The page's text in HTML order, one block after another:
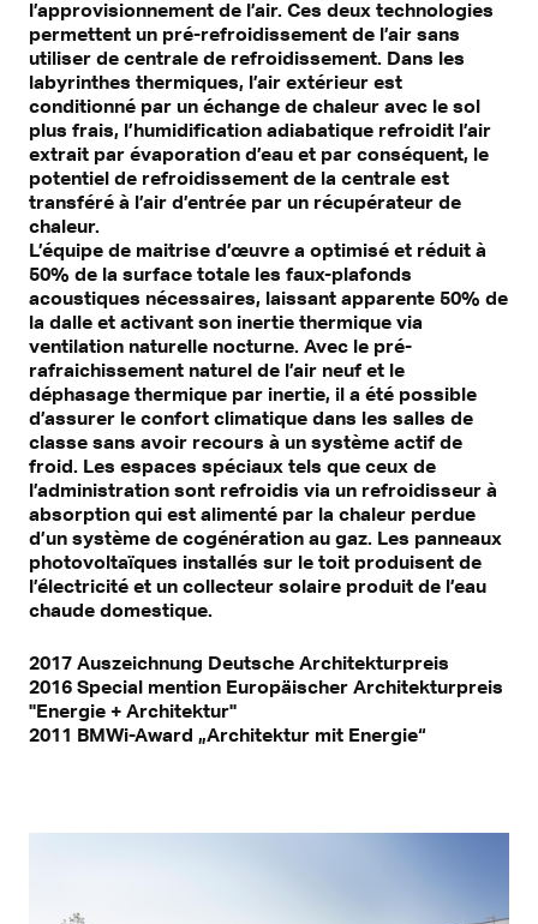
l’approvisionnement de l’air. Ces deux technologies
permettent un pré-refroidissement de l’air sans
utiliser de centrale de refroidissement. Dans les
labyrinthes thermiques, l’air extérieur est
conditionné par un échange de chaleur avec le sol
plus frais, l’humidification adiabatique refroidit l’air
extrait par évaporation d’eau et par conséquent, le
potentiel de refroidissement de la centrale est
transféré à l’air d’entrée par un récupérateur de
chaleur.
L’équipe de maitrise d’œuvre a optimisé et réduit à
50% de la surface totale les faux-plafonds
acoustiques nécessaires, laissant apparente 50% de
la dalle et activant son inertie thermique via
ventilation naturelle nocturne. Avec le pré-
rafraichissement naturel de l’air neuf et le
déphasage thermique par inertie, il a été possible
d’assurer le confort climatique dans les salles de
classe sans avoir recours à un système actif de
froid. Les espaces spéciaux tels que ceux de
l’administration sont refroidis via un refroidisseur à
absorption qui est alimenté par la chaleur perdue
d’un système de cogénération au gaz. Les panneaux
photovoltaïques installés sur le toit produisent de
l’électricité et un collecteur solaire produit de l’eau
chaude domestique.
2017 Auszeichnung Deutsche Architekturpreis
2016 Special mention Europäischer Architekturpreis
"Energie + Architektur"
2011 BMWi-Award „Architektur mit Energie“